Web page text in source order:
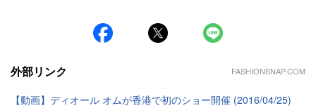
外部リンク FASHIONSNAP.COM
【動画】ディオール オムが香港で初のショー開催 (2016/04/25)